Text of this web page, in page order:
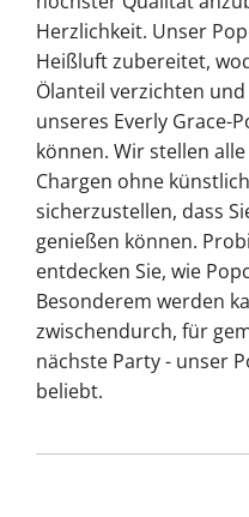
Herzlichkeit. Unser
Heißluft zubereitet,
Ölanteil verzichten
unseres Everly Grace-
können. Wir stellen
Chargen ohne
sicherzustellen, dass
genießen können.
entdecken Sie, wie
Besonderem werden
zwischendurch, für
nächste Party - unser
beliebt.